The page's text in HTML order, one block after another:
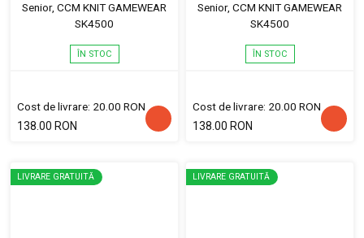
Senior, CCM KNIT GAMEWEAR
SK4500
ÎN STOC
Cost de livrare: 20.00 RON
138.00 RON
Senior, CCM KNIT GAMEWEAR
SK4500
ÎN STOC
Cost de livrare: 20.00 RON
138.00 RON
LIVRARE GRATUITĂ LIVRARE GRATUITĂ